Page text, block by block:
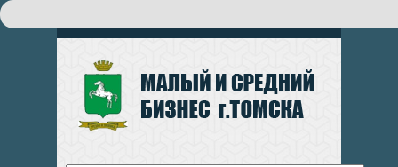
ФОРМА ПОИСКА